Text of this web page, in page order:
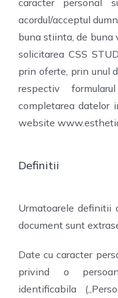
caracter personal
acordul/acceptul
buna stiinta, de buna
solicitarea CSS
prin oferte, prin unul
respectiv
completarea datelor
website
Definitii
Urmatoarele definitii
document sunt
Date cu caracter
privind o
identificabila